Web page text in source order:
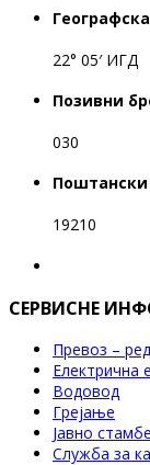
22° 05′ ИГД
Позивни
030
Поштански
19210
СЕРВИСНЕ
Превоз –
Електрична
Водовод
Грејање
Јавно
Служба за